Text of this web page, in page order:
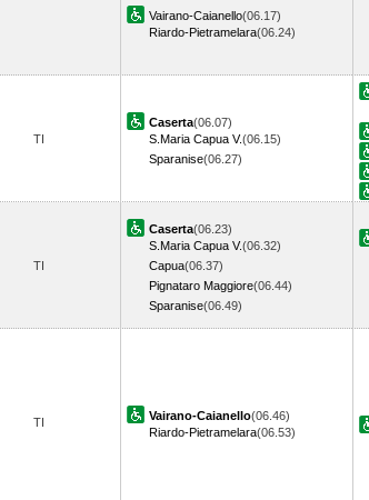
Vairano-Caianello(06.17)
Riardo-Pietramelara(06.24)
TI
Caserta(06.07)
S.Maria Capua V.(06.15)
Sparanise(06.27)
TI
Caserta(06.23)
S.Maria Capua V.(06.32)
Capua(06.37)
Pignataro Maggiore(06.44)
Sparanise(06.49)
TI Vairano-Caianello(06.46)
Riardo-Pietramelara(06.53)